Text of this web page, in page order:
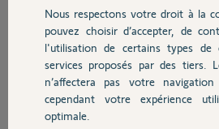
Chauffage
Autres produits
Joël D.
il y a plus de 12 ans
Participer au fil
Nous respectons votre droit à la
pouvez choisir d’accepter, de
l'utilisation de certains types de
services proposés par des tiers.
n’affectera pas votre
cependant votre expérience
optimale.